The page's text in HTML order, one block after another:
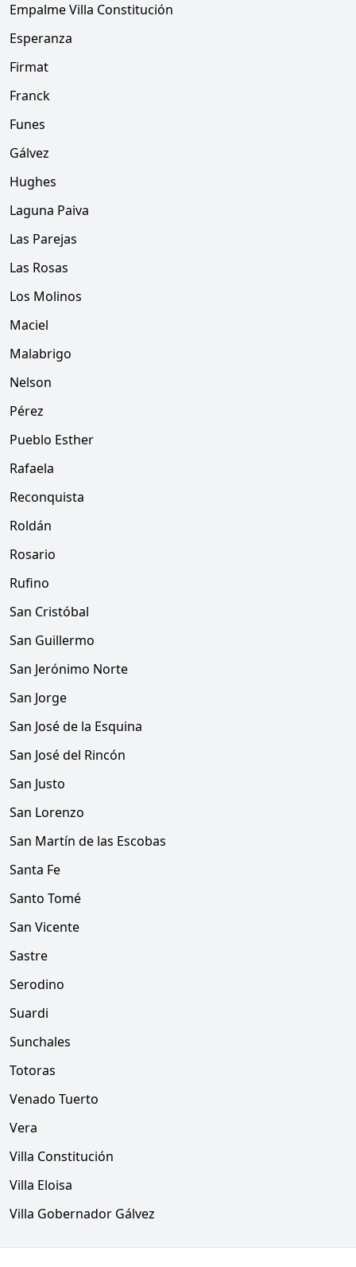
Empalme Villa Constitución
Esperanza
Firmat
Franck
Funes
Gálvez
Hughes
Laguna Paiva
Las Parejas
Las Rosas
Los Molinos
Maciel
Malabrigo
Nelson
Pérez
Pueblo Esther
Rafaela
Reconquista
Roldán
Rosario
Rufino
San Cristóbal
San Guillermo
San Jerónimo Norte
San Jorge
San José de la Esquina
San José del Rincón
San Justo
San Lorenzo
San Martín de las Escobas
Santa Fe
Santo Tomé
San Vicente
Sastre
Serodino
Suardi
Sunchales
Totoras
Venado Tuerto
Vera
Villa Constitución
Villa Eloisa
Villa Gobernador Gálvez